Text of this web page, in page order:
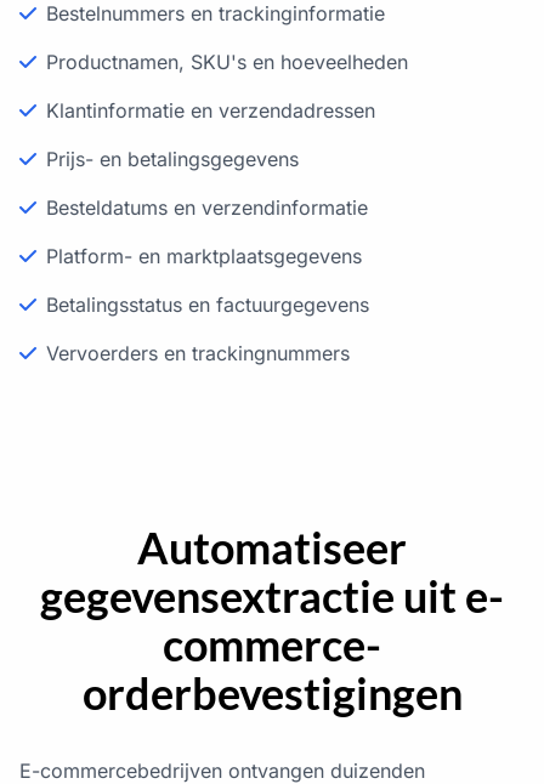
Bestelnummers en trackinginformatie
Productnamen, SKU's en hoeveelheden
Klantinformatie en verzendadressen
Prijs- en betalingsgegevens
Besteldatums en verzendinformatie
Platform- en marktplaatsgegevens
Betalingsstatus en factuurgegevens
Vervoerders en trackingnummers
Automatiseer
gegevensextractie uit e-
commerce-
orderbevestigingen
E-commercebedrijven ontvangen duizenden